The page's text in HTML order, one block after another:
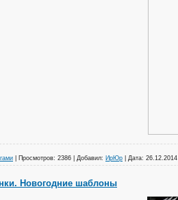
Просмотров: 2386 Добавил: ИрЮр Дата: 26.12.2014
Новогодние шаблоны